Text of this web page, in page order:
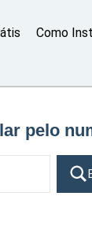
Como
pelo